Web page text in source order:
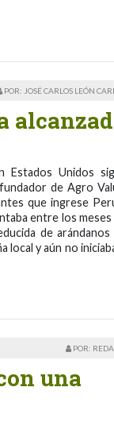
POR: JOSÉ CARLOS LEÓN
Estados Unidos
de Agro
que ingrese
entre los meses
de arándanos
local y aún no
POR:
una